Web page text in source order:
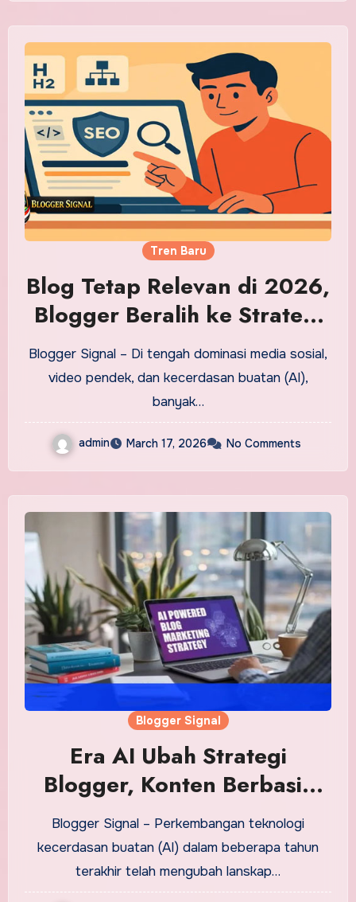
Tren Baru
Blog Tetap Relevan di 2026,
Blogger Beralih ke Strategi
SEO dan Personal Branding
Blogger Signal – Di tengah dominasi media sosial,
video pendek, dan kecerdasan buatan (AI),
banyak…
admin March 17, 2026 No Comments
Blogger Signal
Era AI Ubah Strategi
Blogger, Konten Berbasis
Pengalaman Jadi Kunci
Trafik
Blogger Signal – Perkembangan teknologi
kecerdasan buatan (AI) dalam beberapa tahun
terakhir telah mengubah lanskap…